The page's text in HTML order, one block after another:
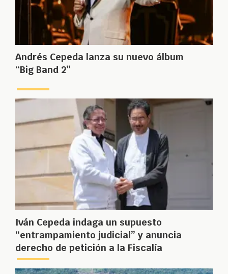
Andrés Cepeda lanza su nuevo álbum
“Big Band 2”
Iván Cepeda indaga un supuesto
“entrampamiento judicial” y anuncia
derecho de petición a la Fiscalía